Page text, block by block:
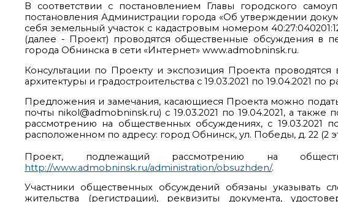
В соответствии с постановлением Главы городского
постановления Администрации города «Об утверждении
себя земельный участок с кадастровым номером
(далее - Проект) проводятся общественные обсуждения в
города Обнинска в сети «Интернет» www.admobninsk.ru.
Консультации по Проекту и экспозиция Проекта
архитектуры и градостроительства с 19.03.2021 по 19.04.2021
Предложения и замечания, касающиеся Проекта можно
почты nikol@admobninsk.ru) с 19.03.2021 по 19.04.2021, а
рассмотрению на общественных обсуждениях, с
расположенном по адресу: город Обнинск, ул. Победы, д. 22 (2
Проект, подлежащий рассмотрению на
http://www.admobninsk.ru/administration/obsuzhden/.
Участники общественных обсуждений обязаны указывать
жительства (регистрации), реквизиты документа,